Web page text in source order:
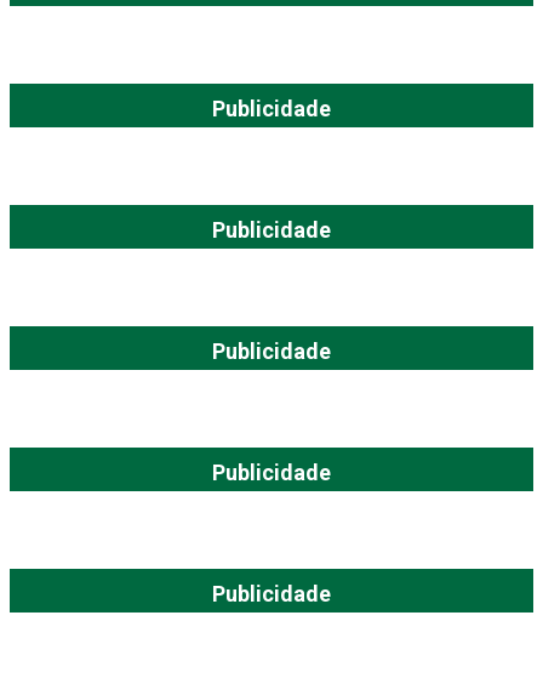
Publicidade
Publicidade
Publicidade
Publicidade
Publicidade